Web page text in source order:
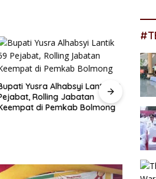
Yusra Alhabsyi Lantik 59
Rolling Jabatan
di Pemkab Bolmong